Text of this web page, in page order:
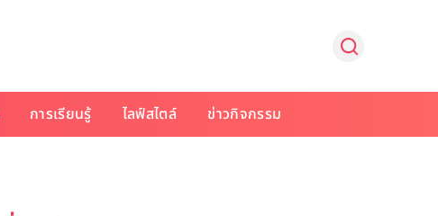
การเรียนรู้ ไลฟ์สไตล์ ข่าวกิจกรรม